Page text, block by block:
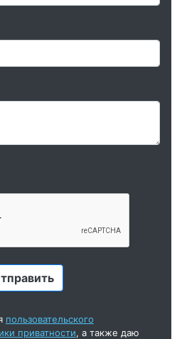
пользовательского
приватности, а также даю